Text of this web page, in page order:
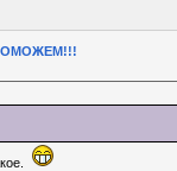
ПОМОЖЕМ!!!